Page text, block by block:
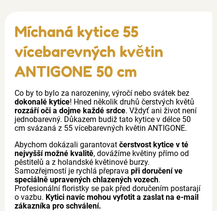
Míchaná kytice 55
vícebarevných květin
ANTIGONE 50 cm
Co by to bylo za narozeniny, výročí nebo svátek bez
dokonalé kytice! Hned několik druhů čerstvých květů
rozzáří oči a dojme každé srdce. Vždyť ani život není
jednobarevný. Důkazem budiž tato kytice v délce 50
cm svázaná z 55 vícebarevných květin ANTIGONE.
Abychom dokázali garantovat čerstvost kytice v té
nejvyšší možné kvalitě, dovážíme květiny přímo od
pěstitelů a z holandské květinové burzy.
Samozřejmostí je rychlá přeprava při doručení ve
speciálně upravených chlazených vozech.
Profesionální floristky se pak před doručením postarají
o vazbu. Kytici navíc mohou vyfotit a zaslat na e-mail
zákazníka pro schválení.